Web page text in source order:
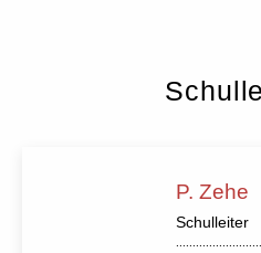
P. Zehe
Schulleiter